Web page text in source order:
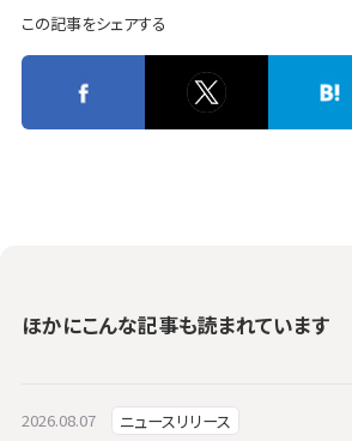
この記事をシェアする
ほかにこんな記事も読まれています
2026.08.07 ニュースリリース